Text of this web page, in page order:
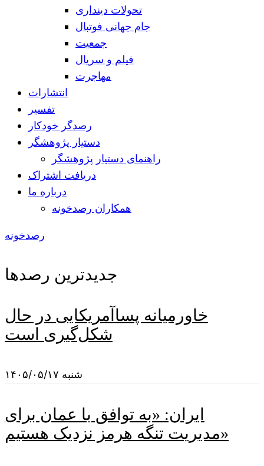
تحولات دینداری
جام جهانی فوتبال
جمعیت
فیلم و سریال
مهاجرت
انتشارات
تفسیر
رصدگر خودکار
دستیار پژوهشگر
راهنمای دستیار پژوهشگر
دریافت اشتراک
درباره ما
همکاران رصدخونه
رصدخونه
جدیدترین رصدها
خاورمیانه پساآمریکایی در حال
شکل‌گیری است
شنبه ۱۴۰۵/۰۵/۱۷
ایران: «به توافق با عمان برای
مدیریت تنگه هرمز نزدیک هستیم»